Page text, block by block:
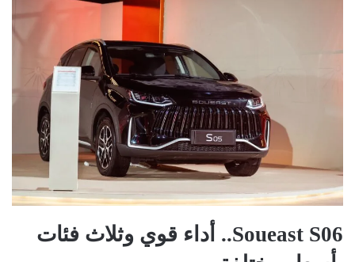
Soueast S06.. أداء قوي وثلاث فئات